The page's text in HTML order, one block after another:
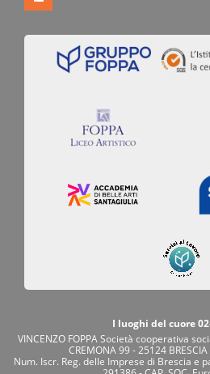
I luoghi del cuore
VINCENZO FOPPA Società cooperativa
CREMONA 99 - 25124
Num. Iscr. Reg. delle Imprese di Brescia e